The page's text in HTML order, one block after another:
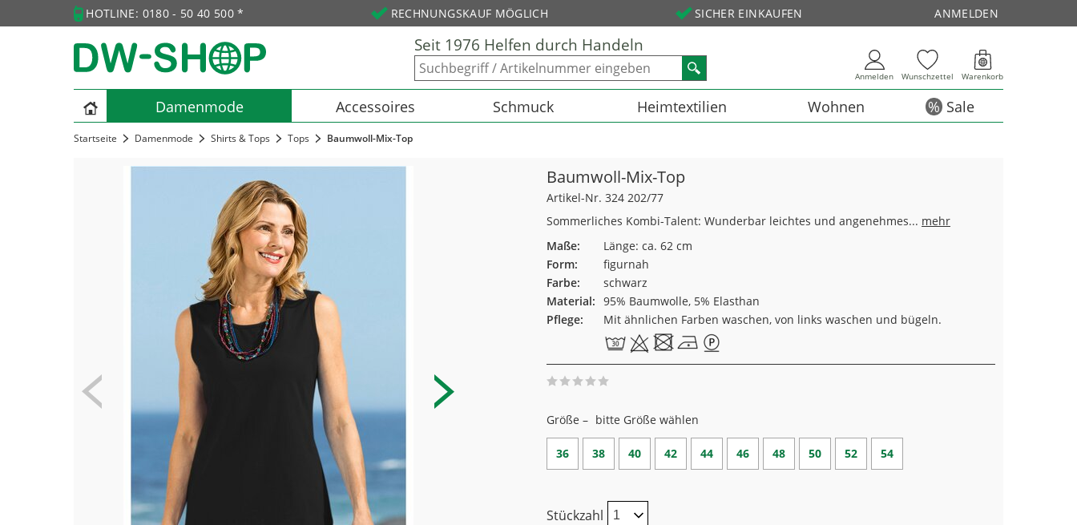
HOTLINE: 0180 - 50 40 500 * RECHNUNGSKAUF MÖGLICH SICHER EINKAUFEN ANMELDEN
Seit 1976 Helfen durch Handeln
Anmelden Wunschzettel Warenkorb
Damenmode Accessoires Schmuck Heimtextilien Wohnen Sale
Startseite Damenmode Shirts & Tops Tops Baumwoll-Mix-Top
Baumwoll-Mix-Top
Artikel-Nr. 324 202/77
Sommerliches Kombi-Talent: Wunderbar leichtes und angenehmes... mehr
Größe – bitte Größe wählen
36 38 40 42 44 46 48 50 52 54
Stückzahl
Maße:
Länge: ca. 62 cm
Form:
figurnah
Farbe:
schwarz
Material: 95% Baumwolle, 5% Elasthan
Pflege:
Mit ähnlichen Farben waschen, von links waschen und bügeln.